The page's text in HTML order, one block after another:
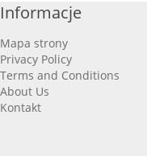
Informacje
Mapa strony
Privacy Policy
Terms and Conditions
About Us
Kontakt